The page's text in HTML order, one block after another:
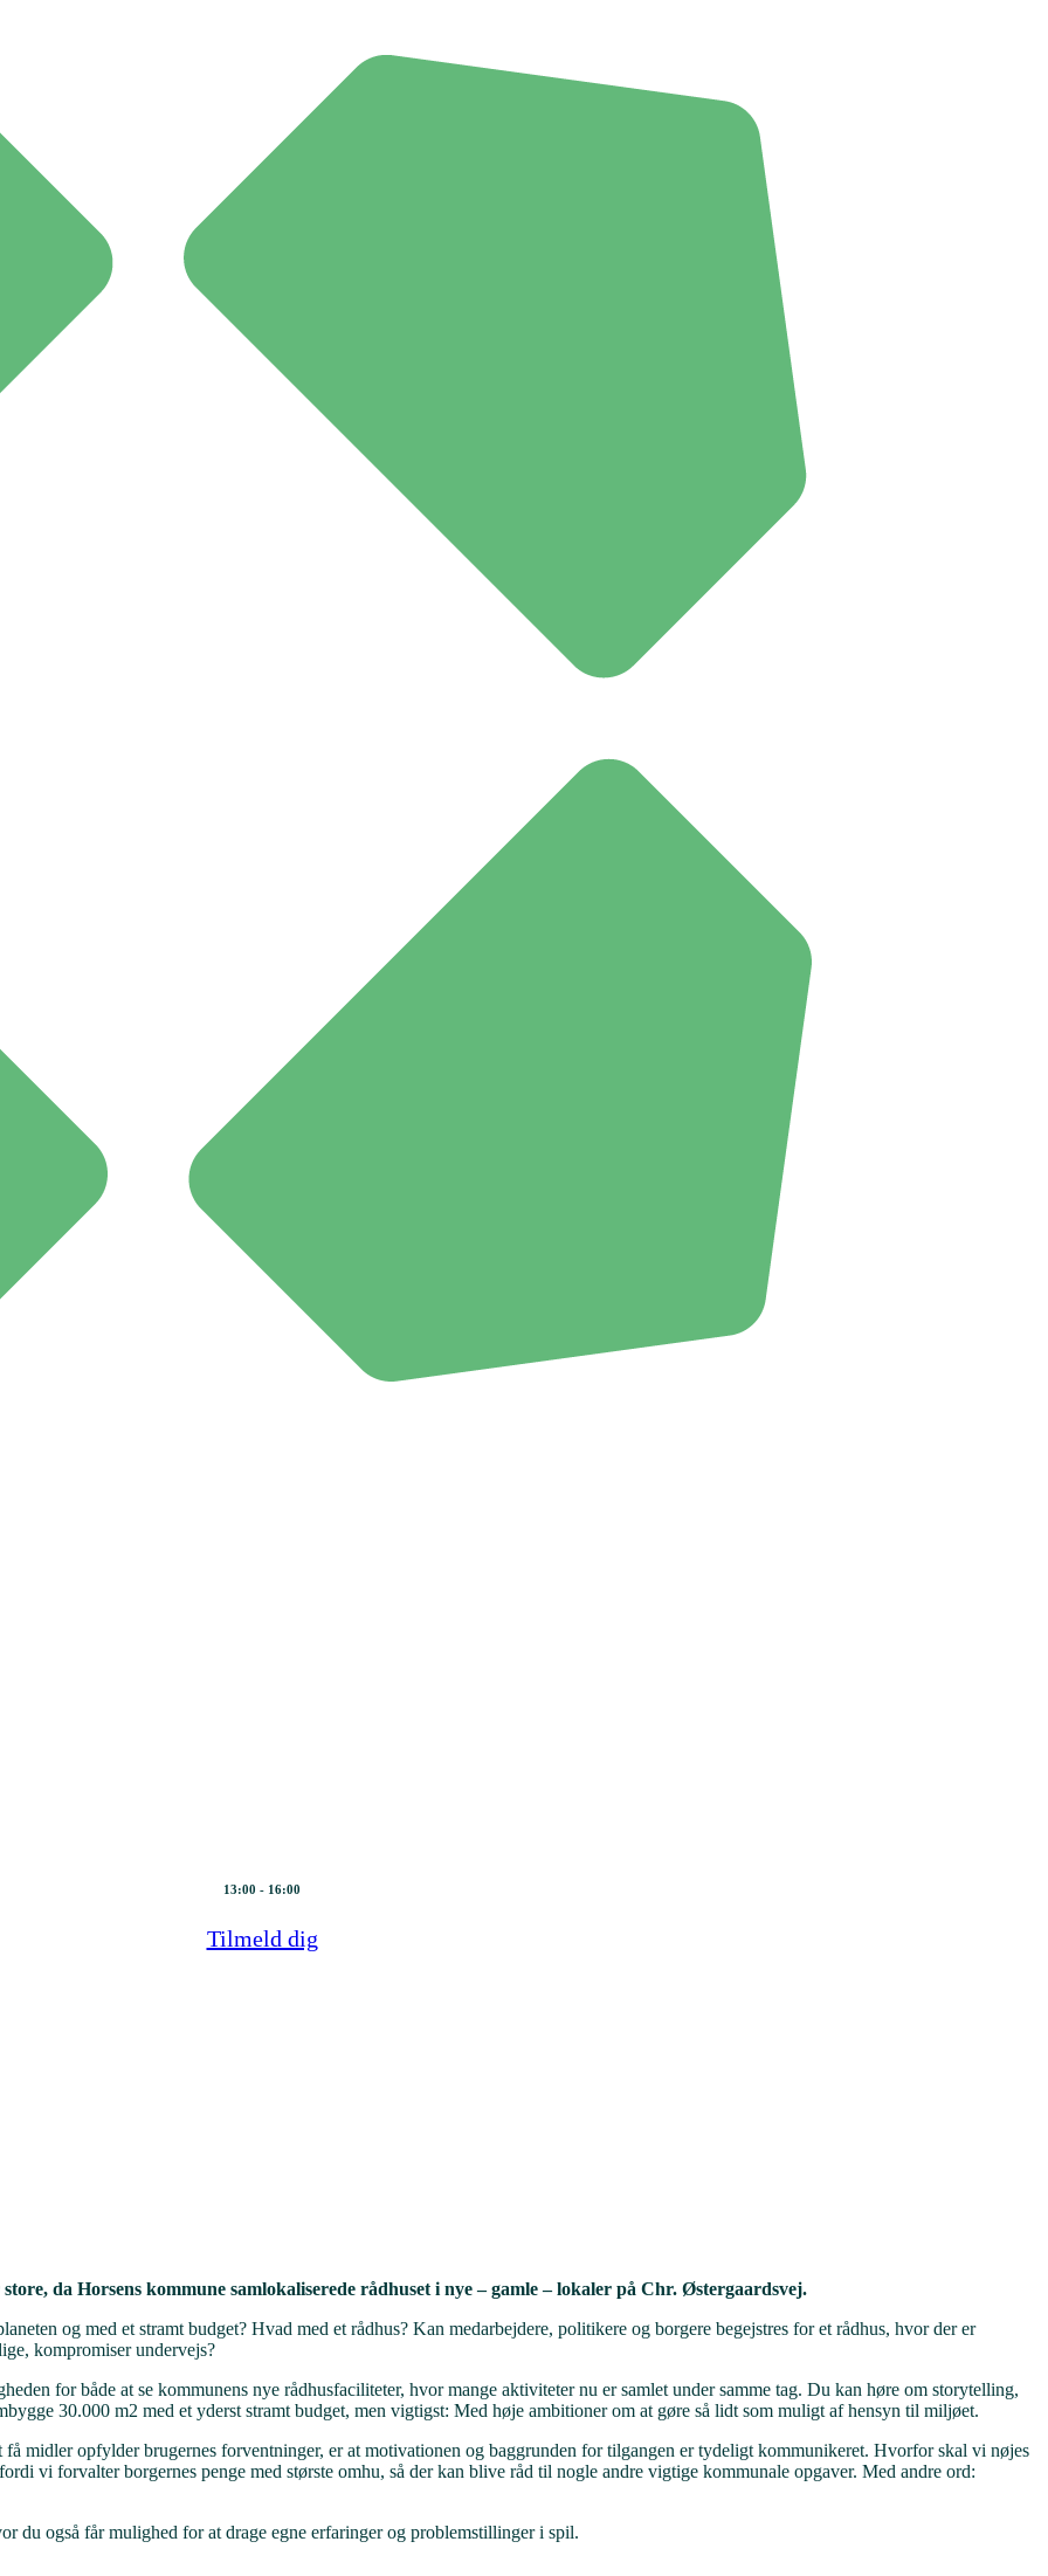
13:00 - 16:00
Tilmeld dig
da Horsens kommune samlokaliserede rådhuset i nye – gamle – lokaler på Chr. Østergaardsvej.
og med et stramt budget? Hvad med et rådhus? Kan medarbejdere, politikere og borgere begejstres for et rådhus, hvor der er
kompromiser undervejs?
for både at se kommunens nye rådhusfaciliteter, hvor mange aktiviteter nu er samlet under samme tag. Du kan høre om storytelling,
30.000 m2 med et yderst stramt budget, men vigtigst: Med høje ambitioner om at gøre så lidt som muligt af hensyn til miljøet.
midler opfylder brugernes forventninger, er at motivationen og baggrunden for tilgangen er tydeligt kommunikeret. Hvorfor skal vi nøjes
vi forvalter borgernes penge med største omhu, så der kan blive råd til nogle andre vigtige kommunale opgaver. Med andre ord:
du også får mulighed for at drage egne erfaringer og problemstillinger i spil.